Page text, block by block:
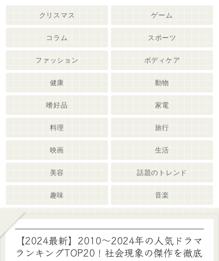
クリスマス ゲーム
コラム スポーツ
ファッション ボディケア
健康 動物
嗜好品 家電
料理 旅行
映画 生活
美容 話題のトレンド
趣味 音楽
【2024最新】2010〜2024年の人気ドラマ
ランキングTOP20！社会現象の傑作を徹底